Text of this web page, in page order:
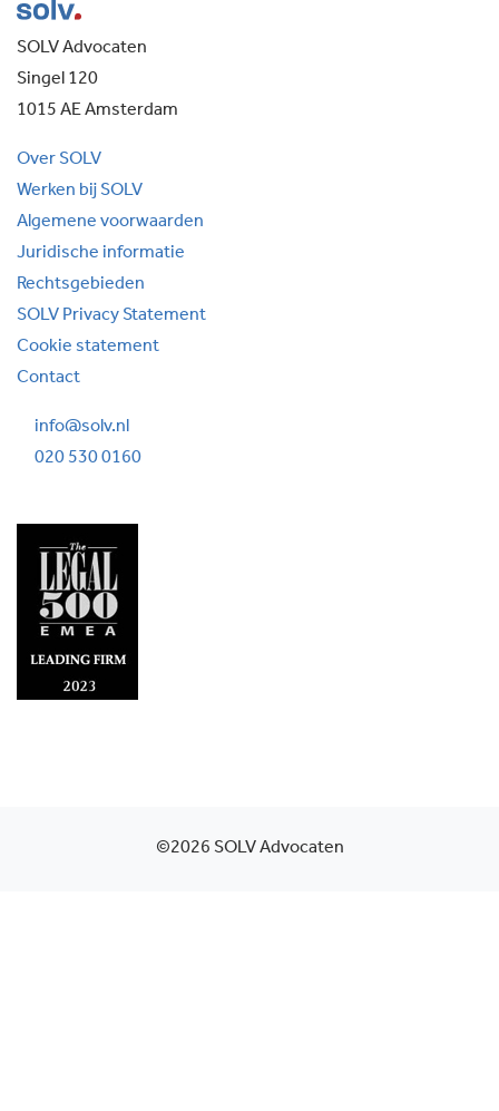
SOLV Advocaten
Singel 120
1015 AE Amsterdam
Over SOLV
Werken bij SOLV
Algemene voorwaarden
Juridische informatie
Rechtsgebieden
SOLV Privacy Statement
Cookie statement
Contact
info@solv.nl
020 530 0160
©2026 SOLV Advocaten